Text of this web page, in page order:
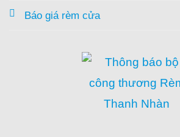
Báo giá rèm cửa